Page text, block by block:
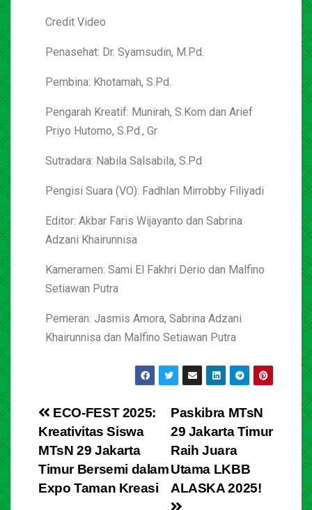
Credit Video
Penasehat: Dr. Syamsudin, M.Pd.
Pembina: Khotamah, S.Pd.
Pengarah Kreatif: Munirah, S.Kom dan Arief
Priyo Hutomo, S.Pd., Gr
Sutradara: Nabila Salsabila, S.Pd
Pengisi Suara (VO): Fadhlan Mirrobby Filiyadi
Editor: Akbar Faris Wijayanto dan Sabrina
Adzani Khairunnisa
Kameramen: Sami El Fakhri Derio dan Malfino
Setiawan Putra
Pemeran: Jasmis Amora, Sabrina Adzani
Khairunnisa dan Malfino Setiawan Putra
Paskibra MTsN
29 Jakarta Timur
Raih Juara
Utama LKBB
ALASKA 2025!
ECO-FEST 2025:
Kreativitas Siswa
MTsN 29 Jakarta
Timur Bersemi dalam
Expo Taman Kreasi